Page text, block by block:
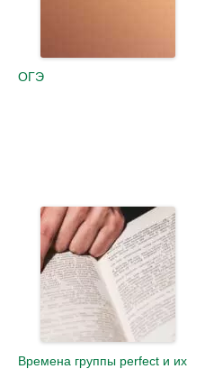
ОГЭ
Времена группы perfect и их